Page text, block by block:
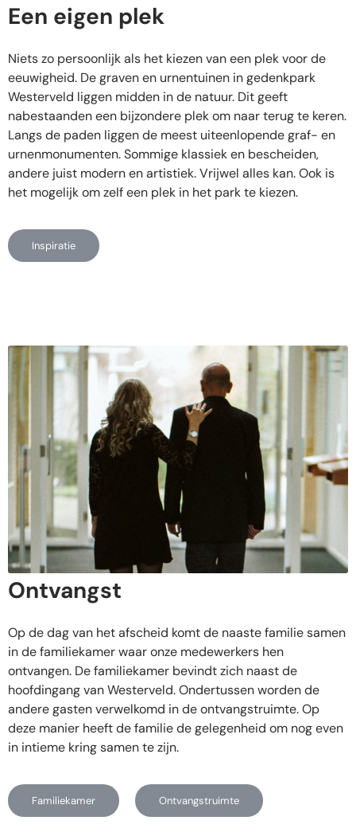
Een eigen plek
Niets zo persoonlijk als het kiezen van een plek voor de
eeuwigheid. De graven en urnentuinen in gedenkpark
Westerveld liggen midden in de natuur. Dit geeft
nabestaanden een bijzondere plek om naar terug te keren.
Langs de paden liggen de meest uiteenlopende graf- en
urnenmonumenten. Sommige klassiek en bescheiden,
andere juist modern en artistiek. Vrijwel alles kan. Ook is
het mogelijk om zelf een plek in het park te kiezen.
Inspiratie
Ontvangst
Op de dag van het afscheid komt de naaste familie samen
in de familiekamer waar onze medewerkers hen
ontvangen. De familiekamer bevindt zich naast de
hoofdingang van Westerveld. Ondertussen worden de
andere gasten verwelkomd in de ontvangstruimte. Op
deze manier heeft de familie de gelegenheid om nog even
in intieme kring samen te zijn.
Familiekamer Ontvangstruimte